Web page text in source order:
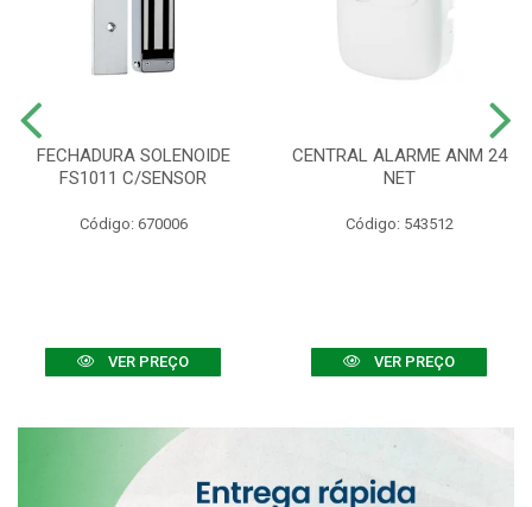
FECHADURA SOLENOIDE
FS1011 C/SENSOR
Código: 670006
VER PREÇO
CENTRAL ALARME ANM 24
NET
Código: 543512
VER PREÇO